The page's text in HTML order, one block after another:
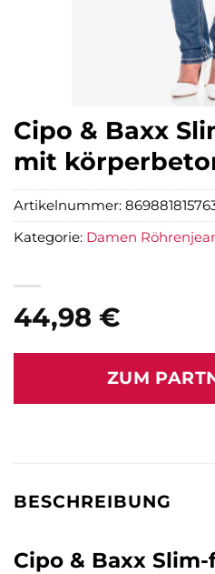
Cipo & Baxx
mit
44,98 €
ZUM
Artikelnummer:
Kategorie: Damen
BESCHREIBUNG
Cipo & Baxx